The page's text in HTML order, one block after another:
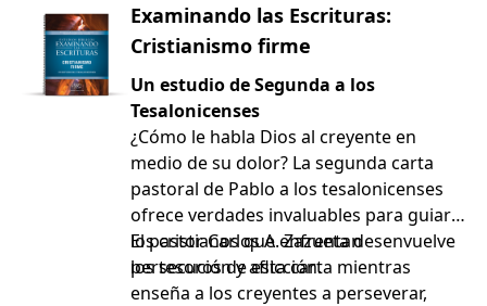
Examinando las Escrituras:
Cristianismo firme
Un estudio de Segunda a los
Tesalonicenses
¿Cómo le habla Dios al creyente en
medio de su dolor? La segunda carta
pastoral de Pablo a los tesalonicenses
ofrece verdades invaluables para guiar a
los cristianos que enfrentan
persecución y aflicción.
El pastor Carlos A. Zazueta desenvuelve
los tesoros de esta carta mientras
enseña a los creyentes a perseverar,